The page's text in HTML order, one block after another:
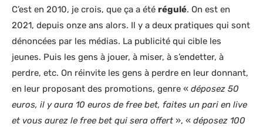
C’est en 2010, je crois, que ça a été régulé. On est en
2021, depuis onze ans alors. Il y a deux pratiques qui sont
dénoncées par les médias. La publicité qui cible les
jeunes. Puis les gens à jouer, à miser, à s’endetter, à
perdre, etc. On réinvite les gens à perdre en leur donnant,
en leur proposant des promotions, genre « déposez 50
euros, il y aura 10 euros de free bet, faites un pari en live
et vous aurez le free bet qui sera offert », « déposez 100